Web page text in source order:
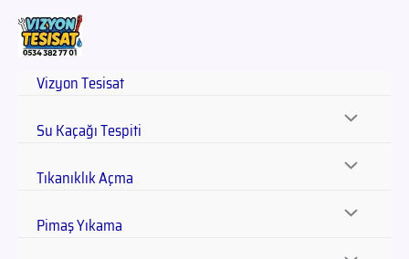
Vizyon Tesisat
Su Kaçağı Tespiti
Tıkanıklık Açma
Pimaş Yıkama